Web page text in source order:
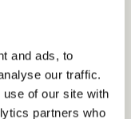
and ads, to
our traffic.
of our site with
partners who
an uns
Tagen
einen frankierten
der Artikel
Ihnen einen